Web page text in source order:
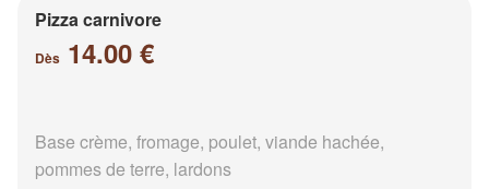
Pizza carnivore
Dès 14.00 €
Base crème, fromage, poulet, viande hachée,
pommes de terre, lardons